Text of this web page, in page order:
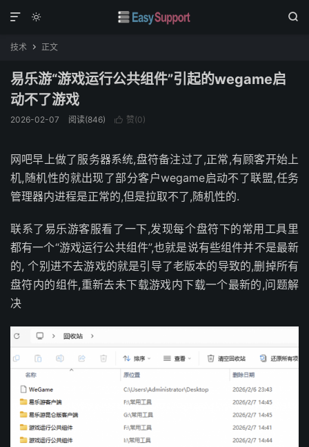
 

技术  正文
易乐游“游戏运行公共组件”引起的wegame启
动不了游戏
2026-02-07 阅读(846)  赞(0)
网吧早上做了服务器系统,盘符备注过了,正常,有顾客开始上
机,随机性的就出现了部分客户wegame启动不了联盟,任务
管理器内进程是正常的,但是拉取不了,随机性的.
联系了易乐游客服看了一下,发现每个盘符下的常用工具里
都有一个“游戏运行公共组件”,也就是说有些组件并不是最新
的, 个别进不去游戏的就是引导了老版本的导致的,删掉所有
盘符内的组件,重新去未下载游戏内下载一个最新的,问题解
决